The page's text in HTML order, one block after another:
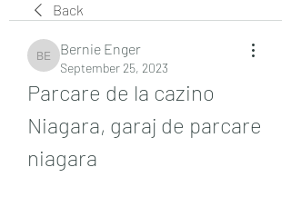
Back
Bernie Enger
Bernie Enger
September 25, 2023
Parcare de la cazino
Niagara, garaj de parcare
niagara